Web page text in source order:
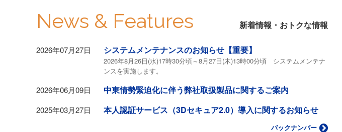
News & Features 新着情報・おトクな情報
2026年07月27日 システムメンテナンスのお知らせ【重要】
2026年8月26日(水)17時30分頃～8月27日(木)13時00分頃 システムメンテナ
ンスを実施します。
2026年06月09日 中東情勢緊迫化に伴う弊社取扱製品に関するご案内
2025年03月27日 本人認証サービス（3Dセキュア2.0）導入に関するお知らせ
バックナンバー